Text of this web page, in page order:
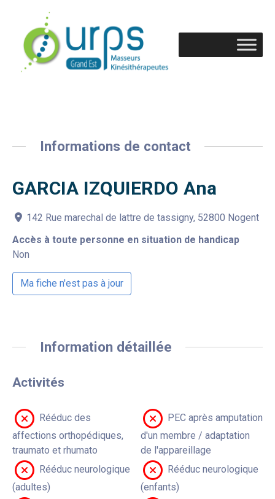
Informations de contact
GARCIA IZQUIERDO Ana
142 Rue marechal de lattre de tassigny, 52800 Nogent
Accès à toute personne en situation de handicap
Non
Ma fiche n'est pas à jour
Information détaillée
Activités
Rééduc des
affections orthopédiques,
traumato et rhumato
PEC après amputation
d'un membre / adaptation
de l'appareillage
Rééduc neurologique
(adultes)
Rééduc neurologique
(enfants)